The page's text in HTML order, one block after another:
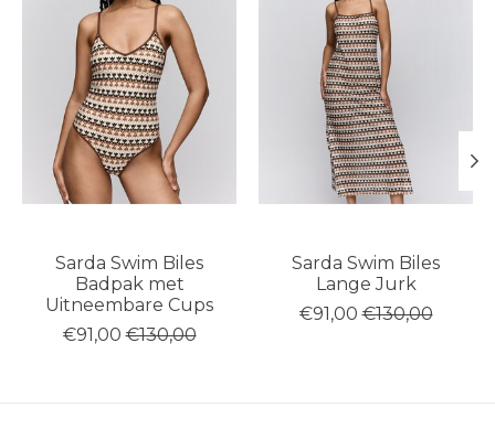
Sarda Swim Biles
Badpak met
Uitneembare Cups
€91,00 €130,00
Sarda Swim Biles
Lange Jurk
€91,00 €130,00